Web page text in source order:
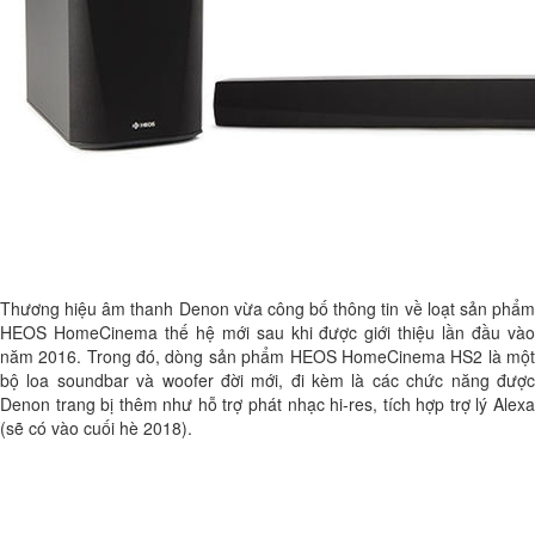
Thương hiệu âm thanh Denon vừa công bố thông tin về loạt sản phẩm
HEOS HomeCinema thế hệ mới sau khi được giới thiệu lần đầu vào
năm 2016. Trong đó, dòng sản phẩm HEOS HomeCinema HS2 là một
bộ loa soundbar và woofer đời mới, đi kèm là các chức năng được
Denon trang bị thêm như hỗ trợ phát nhạc hi-res, tích hợp trợ lý Alexa
(sẽ có vào cuối hè 2018).